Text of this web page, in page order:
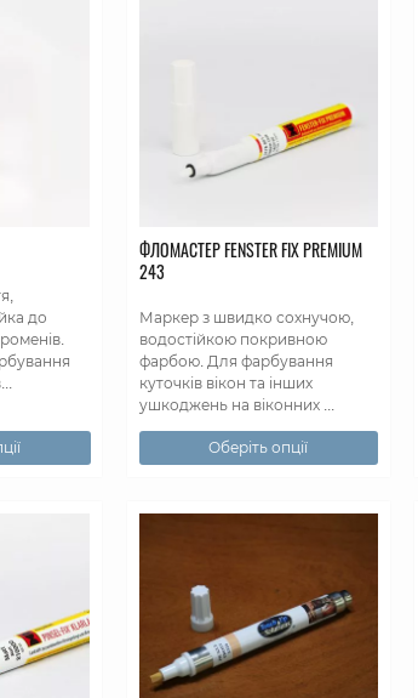
до
ФЛОМАСТЕР FENSTER FIX PREMIUM
243
Маркер з швидко сохнучою,
водостійкою покривною
фарбою. Для фарбування
куточків вікон та інших
ушкоджень на віконних ...
Оберіть опції